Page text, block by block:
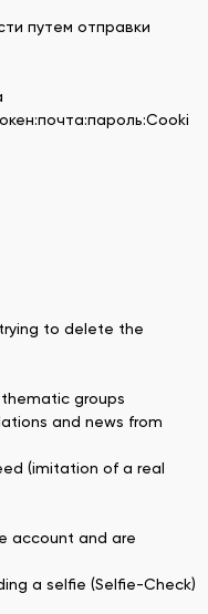
путем отправки
to delete the
groups
and news from
(imitation of a real
account and are
a selfie (Selfie-Check)